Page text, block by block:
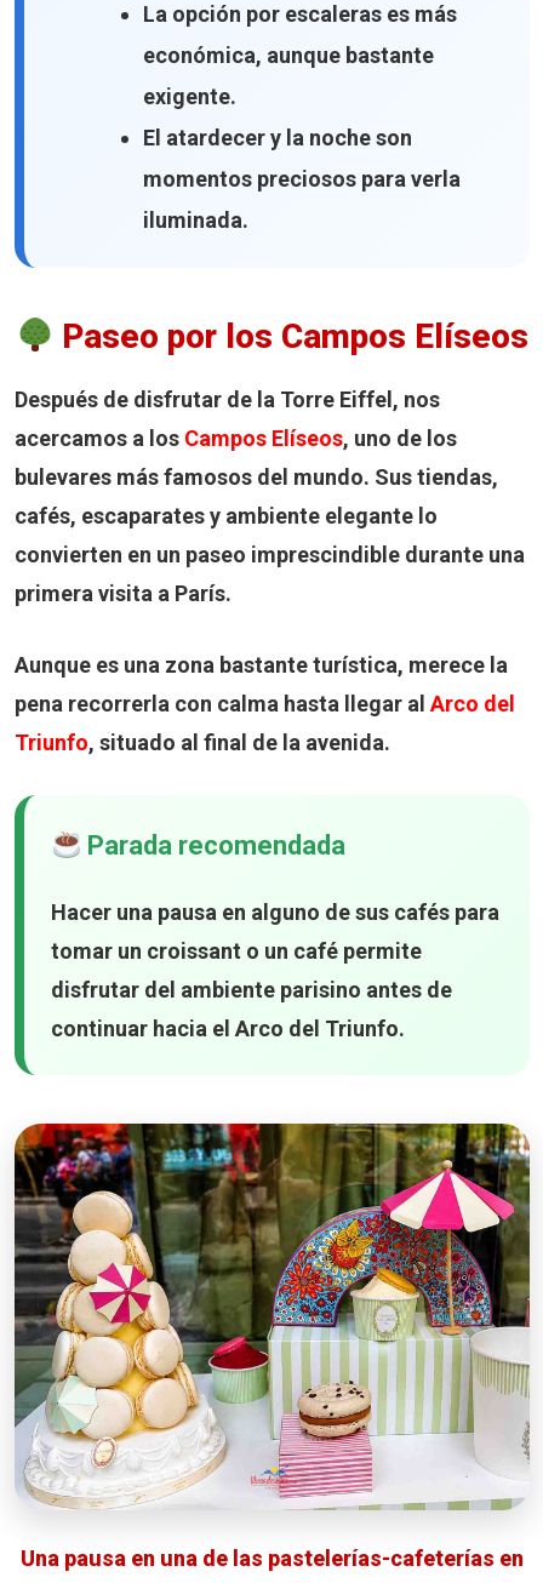
La opción por escaleras es más
económica, aunque bastante
exigente.
El atardecer y la noche son
momentos preciosos para verla
iluminada.
Paseo por los Campos Elíseos
Después de disfrutar de la Torre Eiffel, nos
acercamos a los Campos Elíseos, uno de los
bulevares más famosos del mundo. Sus tiendas,
cafés, escaparates y ambiente elegante lo
convierten en un paseo imprescindible durante una
primera visita a París.
Aunque es una zona bastante turística, merece la
pena recorrerla con calma hasta llegar alArco del
Triunfo, situado al final de la avenida.
Parada recomendada
Hacer una pausa en alguno de sus cafés para
tomar un croissant o un café permite
disfrutar del ambiente parisino antes de
continuar hacia el Arco del Triunfo.
Una pausa en una de las pastelerías-cafeterías en